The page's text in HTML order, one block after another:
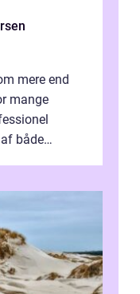
mere end
mange
både